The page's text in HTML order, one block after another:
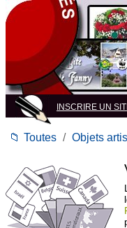
INSCRIRE UN
📁 Toutes / Objets